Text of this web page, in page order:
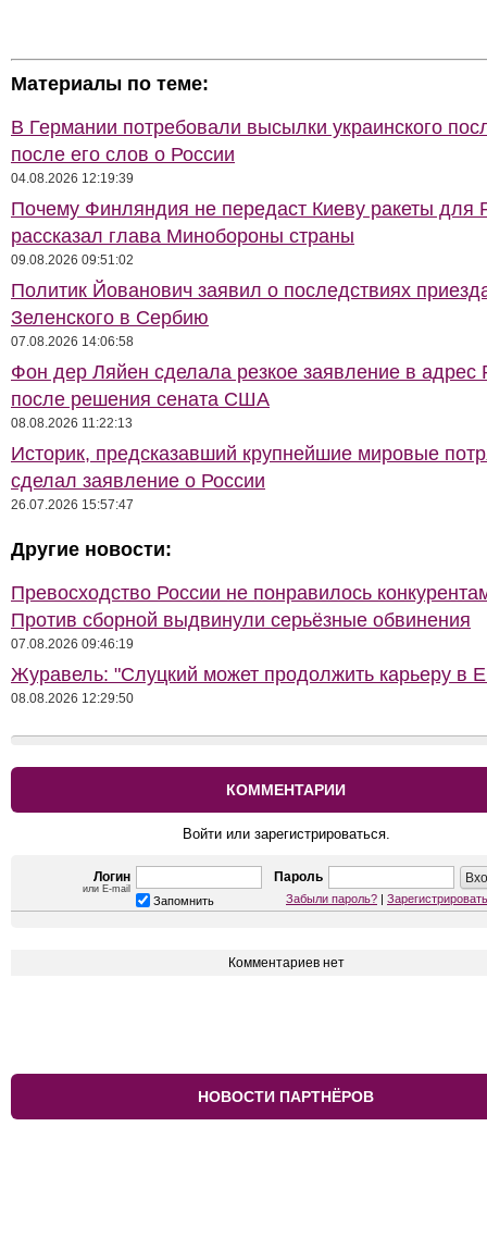
Материалы по теме:
В Германии потребовали высылки украинского
после его слов о России
04.08.2026 12:19:39
Почему Финляндия не передаст Киеву ракеты для
рассказал глава Минобороны страны
09.08.2026 09:51:02
Политик Йованович заявил о последствиях
Зеленского в Сербию
07.08.2026 14:06:58
Фон дер Ляйен сделала резкое заявление в адрес
после решения сената США
08.08.2026 11:22:13
Историк, предсказавший крупнейшие мировые
сделал заявление о России
26.07.2026 15:57:47
Другие новости:
Превосходство России не понравилось
Против сборной выдвинули серьёзные обвинения
07.08.2026 09:46:19
Журавель: "Слуцкий может продолжить карьеру в
08.08.2026 12:29:50
КОММЕНТАРИИ
Войти или зарегистрироваться.
Логин
или E-mail
Пароль
Запомнить Забыли пароль? |
Комментариев нет
НОВОСТИ ПАРТНЁРОВ